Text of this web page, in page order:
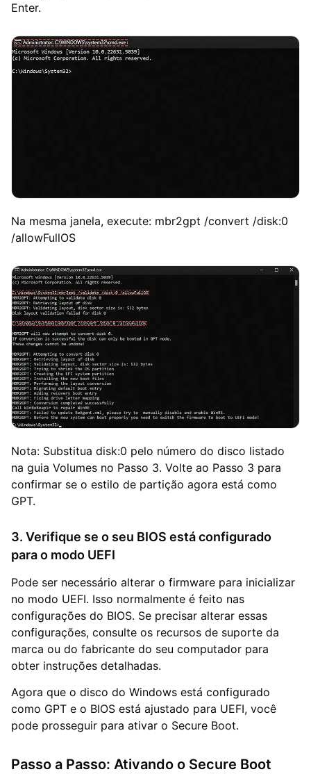
Enter.
Na mesma janela, execute: mbr2gpt /convert /disk:0
/allowFullOS
Nota: Substitua disk:0 pelo número do disco listado
na guia Volumes no Passo 3. Volte ao Passo 3 para
confirmar se o estilo de partição agora está como
GPT.
3. Verifique se o seu BIOS está configurado
para o modo UEFI
Pode ser necessário alterar o firmware para inicializar
no modo UEFI. Isso normalmente é feito nas
configurações do BIOS. Se precisar alterar essas
configurações, consulte os recursos de suporte da
marca ou do fabricante do seu computador para
obter instruções detalhadas.
Agora que o disco do Windows está configurado
como GPT e o BIOS está ajustado para UEFI, você
pode prosseguir para ativar o Secure Boot.
Passo a Passo: Ativando o Secure Boot